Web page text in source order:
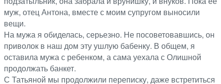
муж, отец Антона, вместе с моим супругом выносили
вещи.
На мужа я обиделась, серьезно. Не посоветовавшись, он
приволок в наш дом эту ушлую бабенку. В общем, я
оставила мужа с ребенком, а сама уехала с Олишной
продолжать банкет.
С Татьяной мы продолжили переписку, даже встретиться